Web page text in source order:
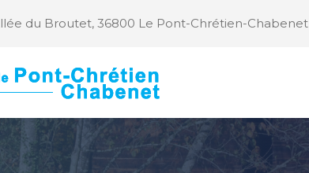
du Broutet, 36800 Le Pont-Chrétien-Chabenet